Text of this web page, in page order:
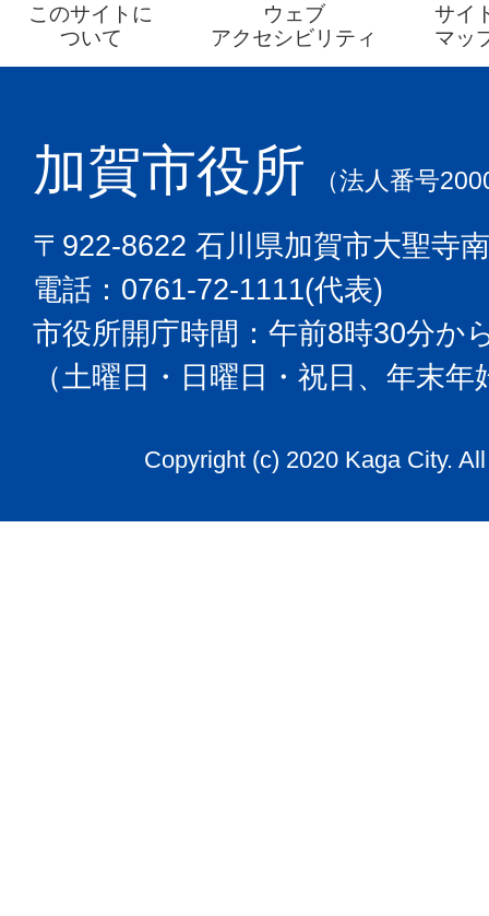
このサイトに
ついて
ウェブ
アクセシビリティ
サイ
マッ
加賀市役所 （法人番号
〒922-8622 石川県加賀市大聖寺
電話：0761-72-1111(代表)
市役所開庁時間：午前8時30分か
（土曜日・日曜日・祝日、年末
Copyright (c) 2020 Kaga City.